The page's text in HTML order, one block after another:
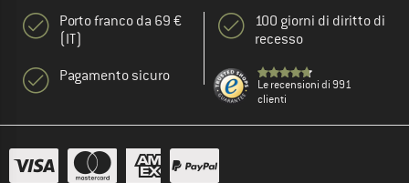
Porto franco da 69 €
(IT)
Pagamento sicuro
100 giorni di diritto di
recesso
Le recensioni di 991
clienti